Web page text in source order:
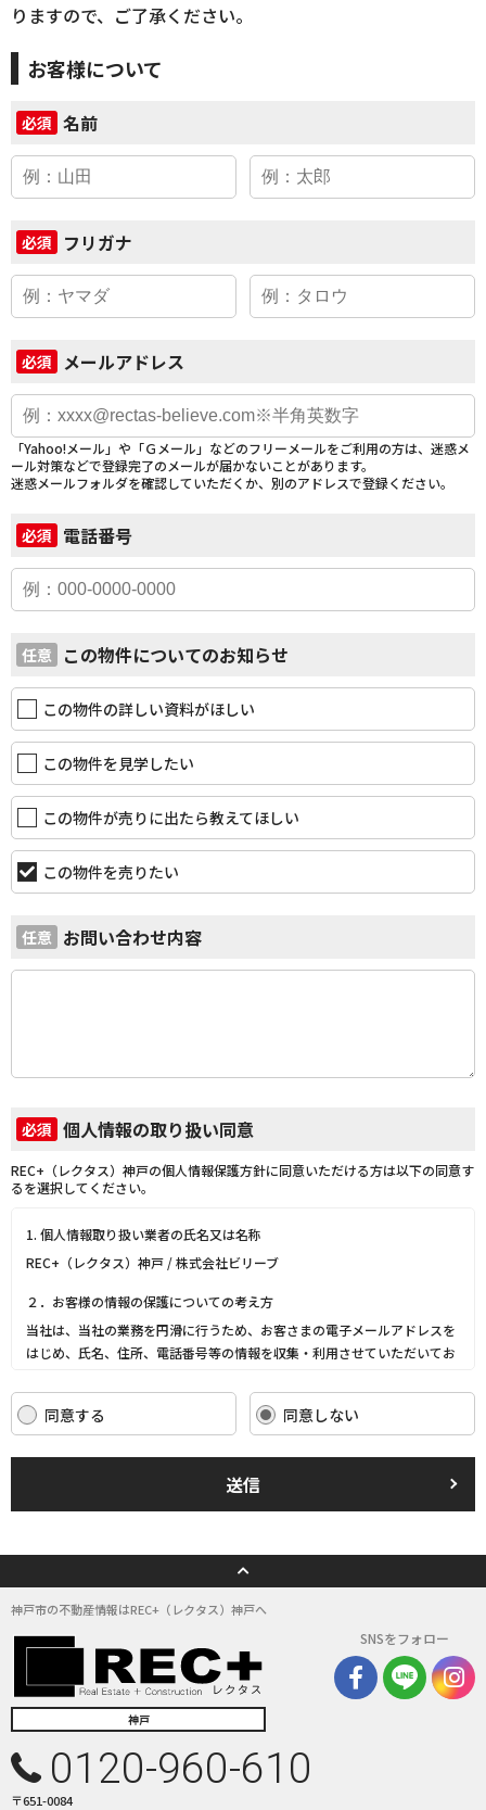
りますので、ご了承ください。
お客様について
必須 名前
必須 フリガナ
必須 メールアドレス
「Yahoo!メール」や「Ｇメール」などのフリーメールをご利用の方は、迷惑メ
ール対策などで登録完了のメールが届かないことがあります。
迷惑メールフォルダを確認していただくか、別のアドレスで登録ください。
必須 電話番号
任意 この物件についてのお知らせ
この物件の詳しい資料がほしい
この物件を見学したい
この物件が売りに出たら教えてほしい
この物件を売りたい
任意 お問い合わせ内容
必須 個人情報の取り扱い同意
REC+（レクタス）神戸の個人情報保護方針に同意いただける方は以下の同意す
るを選択してください。
1. 個人情報取り扱い業者の氏名又は名称
REC+（レクタス）神戸 / 株式会社ビリーブ
２．お客様の情報の保護についての考え方
当社は、当社の業務を円滑に行うため、お客さまの電子メールアドレスを
はじめ、氏名、住所、電話番号等の情報を収集・利用させていただいてお
当社は、これらのお客さまの個人情報（以下「お客さま情報」といいま
す。）の適正な保護を重大な責務と認識し、この責務を果たすために、次
法令を遵守し、適切に取り扱います。また、適宜取扱いの改善に努めま
す。
ます。また、取引先等に対しても適切にお客さま情報を取り扱うように要
(3) お客さま情報の収集に際しては、利用目的を特定して通知または公表
(4) お客さま情報の漏洩、紛失、改ざん等を防止するために必要な 対策を
講じて適切な管理を行います。
(5) 保有するお客さま情報について、お客さま本人からの開示、訂正、削
除、利用停止の依頼を所定の窓口でお受けして、誠意をもって対応いたし
具体的には、以下の内容に従ってお客さま情報の取り扱いをいたします。
３．お客様の情報の利用目的
同意する 同意しない
送信
神戸市の不動産情報はREC+（レクタス）神戸へ
神戸
SNSをフォロー
0120-960-610
〒651-0084